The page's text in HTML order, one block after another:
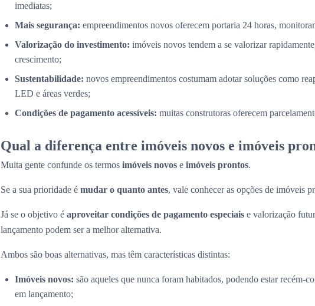
imediatas;
Mais segurança: empreendimentos novos oferecem portaria 24 horas,
Valorização do investimento: imóveis novos tendem a se valorizar
crescimento;
Sustentabilidade: novos empreendimentos costumam adotar soluções como
LED e áreas verdes;
Condições de pagamento acessíveis: muitas construtoras oferecem
Qual a diferença entre imóveis novos e imóveis
Muita gente confunde os termos imóveis novos e imóveis prontos.
Se a sua prioridade é mudar o quanto antes, vale conhecer as opções de imóveis
Já se o objetivo é aproveitar condições de pagamento especiais e valorização
lançamento podem ser a melhor alternativa.
Ambos são boas alternativas, mas têm características distintas:
Imóveis novos: são aqueles que nunca foram habitados, podendo estar recém-
em lançamento;